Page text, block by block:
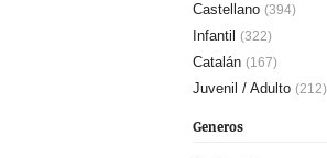
Castellano (394)
Infantil (322)
Catalán (167)
Juvenil / Adulto (212)
Generos